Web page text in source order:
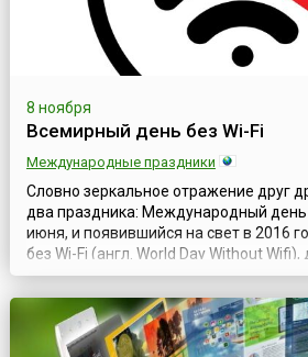
8 ноября
Всемирный день без Wi-Fi
Международные праздники
Словно зеркальное отражение друг
два праздника: Международный
июня, и появившийся на свет в 2016
без Wi-Fi (англ. World Day Without
которого установлена на 8 ноября.
прочно вошедшие в повседневную
вызывают немало опасений,
прогрессивных тенденций на здоро...